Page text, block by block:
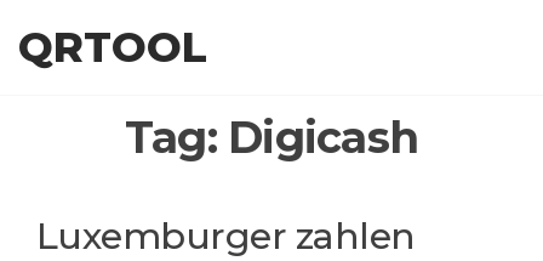
QRTOOL
Tag: Digicash
Luxemburger zahlen